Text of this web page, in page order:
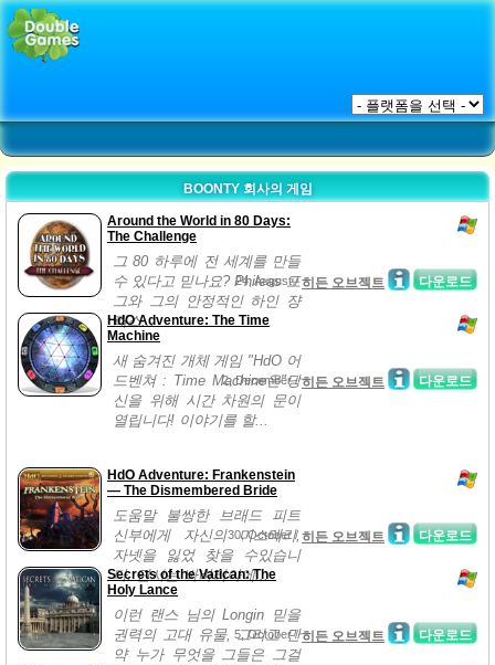
BOONTY 회사의 게임
Around the World in 80 Days:
The Challenge
그 80 하루에 전 세계를 만들
수 있다고 믿나요? Phileas 포
그와 그의 안정적인 하인 쟝
패스...
다운로드
24, August /히든 오브젝트
HdO Adventure: The Time
Machine
새 숨겨진 개체 게임 "HdO 어
드벤쳐 : Time Machine은"당
신을 위해 시간 차원의 문이
열립니다! 이야기를 할...
다운로드
2, December /히든 오브젝트
HdO Adventure: Frankenstein
— The Dismembered Bride
도움말 불쌍한 브래드 피트
신부에게 자신의 미스테리,
자넷을 잃었 찾을 수있습니
다. 단서는 바바리아에...
다운로드
30, October / 히든 오브젝트
Secrets of the Vatican: The
Holy Lance
이런 랜스 님의 Longin 믿을
권력의 고대 유물, 그리고 만
약 누가 무엇을 그들은 그걸
다운로드
5, October /히든 오브젝트